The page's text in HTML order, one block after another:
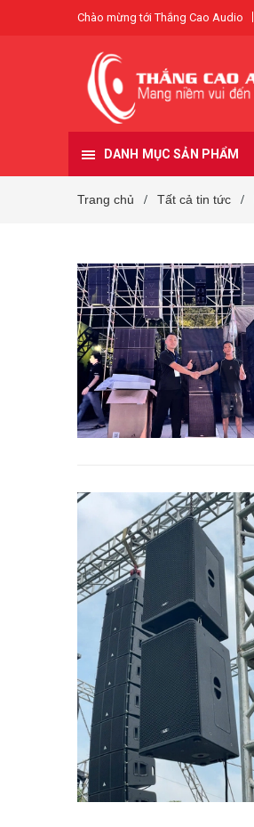
Chào mừng tới Thắng Cao Audio
DANH MỤC SẢN PHẨM
Trang chủ / Tất cả tin tức /